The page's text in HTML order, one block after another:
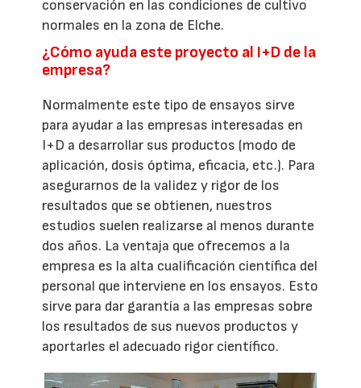
conservación en las condiciones de cultivo
normales en la zona de Elche.
¿Cómo ayuda este proyecto al I+D de la
empresa?
Normalmente este tipo de ensayos sirve
para ayudar a las empresas interesadas en
I+D a desarrollar sus productos (modo de
aplicación, dosis óptima, eficacia, etc.). Para
asegurarnos de la validez y rigor de los
resultados que se obtienen, nuestros
estudios suelen realizarse al menos durante
dos años. La ventaja que ofrecemos a la
empresa es la alta cualificación científica del
personal que interviene en los ensayos. Esto
sirve para dar garantía a las empresas sobre
los resultados de sus nuevos productos y
aportarles el adecuado rigor científico.